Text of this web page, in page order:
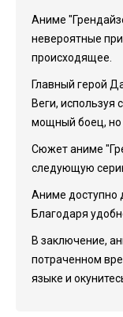
Аниме
невероятные
происходящее.
Главный герой
Веги,
мощный боец, но
Сюжет аниме
следующую
Аниме доступно
Благодаря
В заключение,
потраченном
языке и